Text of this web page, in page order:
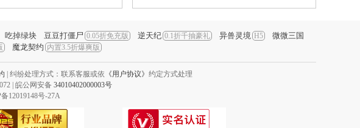
吃掉绿块 豆豆打僵尸 0.05折免充版 逆天纪 0.1折千抽豪礼 异兽灵境 H5 微微三国
魔龙契约 内置3.5折爆爽版
| 纠纷处理方式：联系客服或依 《用户协议》 约定方式处理
| 皖公网安备 34010402000003号
12019148号-27A